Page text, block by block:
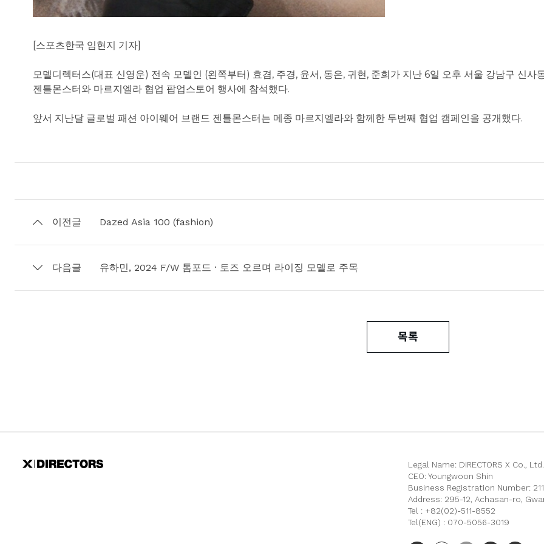
[스포츠한국 임현지 기자]
모델디렉터스(대표 신영운) 전속 모델인 (왼쪽부터) 효겸, 주경, 윤서, 동은, 귀현, 준희가 지난 6일 오후 서울 강남구 신사
젠틀몬스터와 마르지엘라 협업 팝업스토어 행사에 참석했다.
앞서 지난달 글로벌 패션 아이웨어 브랜드 젠틀몬스터는 메종 마르지엘라와 함께한 두번째 협업 캠페인을 공개했다.
이전글 Dazed Asia 100 (fashion)
다음글 유하민, 2024 F/W 톰포드 · 토즈 오르며 라이징 모델로 주목
목록
Legal Name: DIRECTORS X Co., Ltd.
CEO: Youngwoon Shin
Business Registration Number:
Address: 295-12, Achasan-ro,
Tel : +82(02)-511-8552
Tel(ENG) : 070-5056-3019